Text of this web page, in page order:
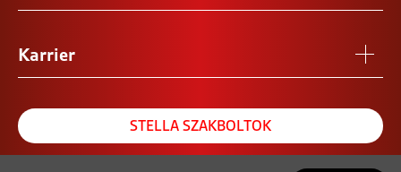
Karrier
STELLA SZAKBOLTOK